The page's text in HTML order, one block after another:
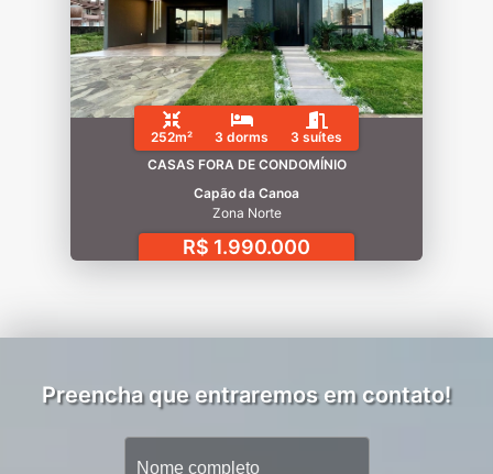
252m² 3 dorms
3 suítes
CASAS FORA DE CONDOMÍNIO
Capão da Canoa
Zona Norte
R$ 1.990.000
Preencha que entraremos em contato!